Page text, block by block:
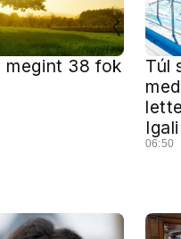
megint 38 fok
Túl
06:50